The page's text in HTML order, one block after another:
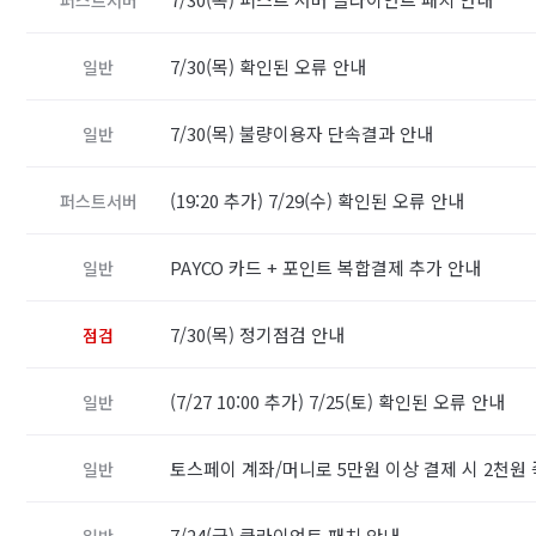
일반 7/30(목) 확인된 오류 안내
일반 7/30(목) 불량이용자 단속결과 안내
퍼스트서버 (19:20 추가) 7/29(수) 확인된 오류 안내
일반 PAYCO 카드 + 포인트 복합결제 추가 안내
점검 7/30(목) 정기점검 안내
일반 (7/27 10:00 추가) 7/25(토) 확인된 오류 안내
일반 토스페이 계좌/머니로 5만원 이상 결제 시 2천원